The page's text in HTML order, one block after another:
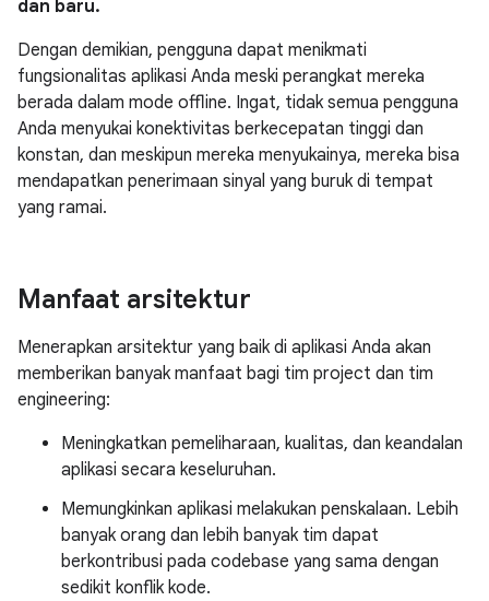
dan baru.
Dengan demikian, pengguna dapat menikmati
fungsionalitas aplikasi Anda meski perangkat mereka
berada dalam mode offline. Ingat, tidak semua pengguna
Anda menyukai konektivitas berkecepatan tinggi dan
konstan, dan meskipun mereka menyukainya, mereka bisa
mendapatkan penerimaan sinyal yang buruk di tempat
yang ramai.
Manfaat arsitektur
Menerapkan arsitektur yang baik di aplikasi Anda akan
memberikan banyak manfaat bagi tim project dan tim
engineering:
Meningkatkan pemeliharaan, kualitas, dan keandalan
aplikasi secara keseluruhan.
Memungkinkan aplikasi melakukan penskalaan. Lebih
banyak orang dan lebih banyak tim dapat
berkontribusi pada codebase yang sama dengan
sedikit konflik kode.